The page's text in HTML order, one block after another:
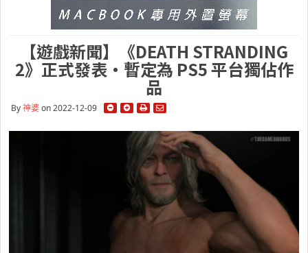
【遊戲新聞】《DEATH STRANDING
2》正式發表・暫定為 PS5 平台獨佔作
品
By神婆on 2022-12-09